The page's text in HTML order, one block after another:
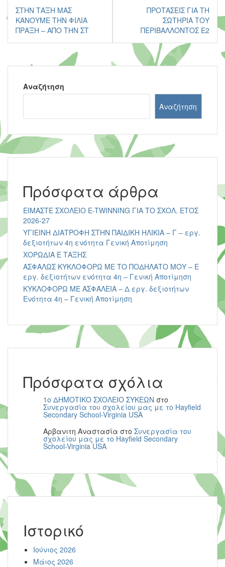
Πλοήγηση
άρθρων
ΣΤΗΝ ΤΆΞΗ ΜΑΣ
ΚΆΝΟΥΜΕ ΤΗΝ ΦΙΛΊΑ
ΠΡΆΞΗ – ΑΠΌ ΤΗΝ ΣΤ
ΠΡΟΤΆΣΕΙΣ ΓΙΑ ΤΗ
ΣΩΤΗΡΊΑ ΤΟΥ
ΠΕΡΙΒΆΛΛΟΝΤΟΣ Ε2
Αναζήτηση
Αναζήτηση
Πρόσφατα άρθρα
ΕΙΜΑΣΤΕ ΣΧΟΛΕΙΟ E-TWINNING ΓΙΑ ΤΟ ΣΧΟΛ. ΕΤΟΣ
2026-27
ΥΓΙΕΙΝΗ ΔΙΑΤΡΟΦΗ ΣΤΗΝ ΠΑΙΔΙΚΗ ΗΛΙΚΙΑ – Γ – εργ.
δεξιοτήτων 4η ενότητα Γενική Αποτίμηση
ΧΟΡΩΔΙΑ Ε ΤΑΞΗΣ
ΑΣΦΑΛΩΣ ΚΥΚΛΟΦΟΡΩ ΜΕ ΤΟ ΠΟΔΗΛΑΤΟ ΜΟΥ – Ε
εργ. δεξιοτήτων ενότητα 4η – Γενική Αποτίμηση
ΚΥΚΛΟΦΟΡΩ ΜΕ ΑΣΦΆΛΕΙΑ – Δ εργ. δεξιοτήτων
Ενότητα 4η – Γενική Αποτίμηση
Πρόσφατα σχόλια
1ο ΔΗΜΟΤΙΚΟ ΣΧΟΛΕΙΟ ΣΥΚΕΩΝ στο
Συνεργασία του σχολείου μας με το Hayfield
Secondary School-Virginia USA
Αρβανιτη Αναστασία στο Συνεργασία του
σχολείου μας με το Hayfield Secondary
School-Virginia USA
Ιστορικό
Ιούνιος 2026
Μάιος 2026